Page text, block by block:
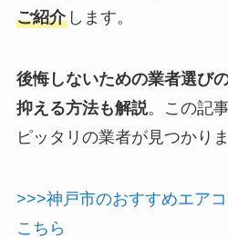
ご紹介します。
後悔しないための業者選び
抑える方法も解説。この記
ピッタリの業者が見つかりま
>>>神戸市のおすすめエア
こちら